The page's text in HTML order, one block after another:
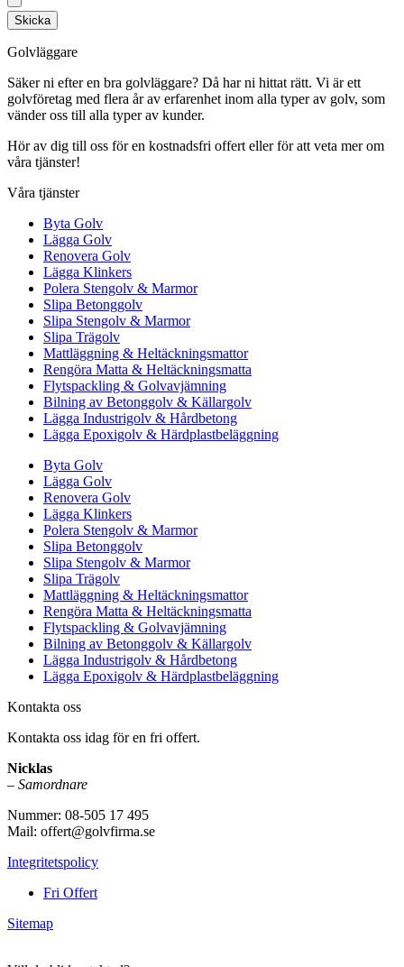
Skicka
Golvläggare
Säker ni efter en bra golvläggare? Då har ni hittat rätt. Vi är ett
golvföretag med flera år av erfarenhet inom alla typer av golv, som
vänder oss till alla typer av kunder.
Hör av dig till oss för en kostnadsfri offert eller för att veta mer om
våra tjänster!
Våra tjänster
Byta Golv
Lägga Golv
Renovera Golv
Lägga Klinkers
Polera Stengolv & Marmor
Slipa Betonggolv
Slipa Stengolv & Marmor
Slipa Trägolv
Mattläggning & Heltäckningsmattor
Rengöra Matta & Heltäckningsmatta
Flytspackling & Golvavjämning
Bilning av Betonggolv & Källargolv
Lägga Industrigolv & Hårdbetong
Lägga Epoxigolv & Härdplastbeläggning
Byta Golv
Lägga Golv
Renovera Golv
Lägga Klinkers
Polera Stengolv & Marmor
Slipa Betonggolv
Slipa Stengolv & Marmor
Slipa Trägolv
Mattläggning & Heltäckningsmattor
Rengöra Matta & Heltäckningsmatta
Flytspackling & Golvavjämning
Bilning av Betonggolv & Källargolv
Lägga Industrigolv & Hårdbetong
Lägga Epoxigolv & Härdplastbeläggning
Kontakta oss
Kontakta oss idag för en fri offert.
Nicklas
– Samordnare
Nummer: 08-505 17 495
Mail: offert@golvfirma.se
Integritetspolicy
Fri Offert
Sitemap